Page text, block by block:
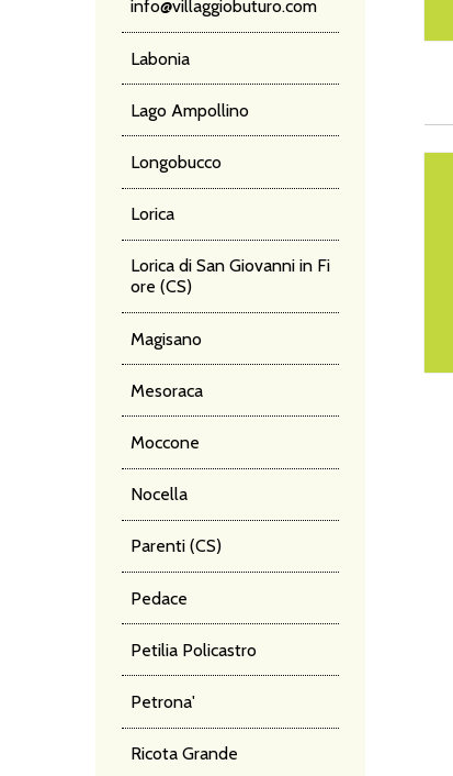
info@villaggiobuturo.com
Labonia
Lago Ampollino
Longobucco
Lorica
Lorica di San Giovanni in Fi
ore (CS)
Magisano
Mesoraca
Moccone
Nocella
Parenti (CS)
Pedace
Petilia Policastro
Petrona'
Ricota Grande